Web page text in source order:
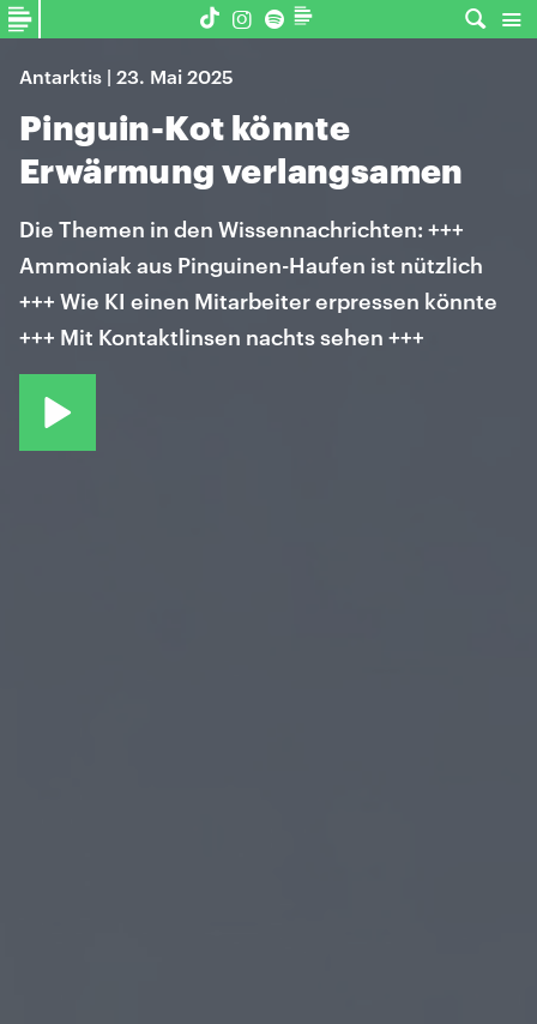
Antarktis | 23. Mai 2025
Pinguin-Kot könnte
Erwärmung verlangsamen
Die Themen in den Wissennachrichten: +++
Ammoniak aus Pinguinen-Haufen ist nützlich
+++ Wie KI einen Mitarbeiter erpressen könnte
+++ Mit Kontaktlinsen nachts sehen +++